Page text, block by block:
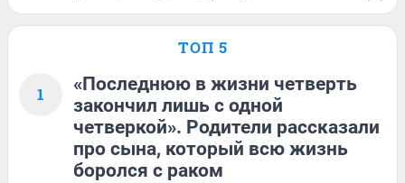
ТОП 5
1
«Последнюю в жизни четверть
закончил лишь с одной
четверкой». Родители рассказали
про сына, который всю жизнь
боролся с раком